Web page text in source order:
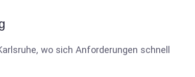
wo sich Anforderungen schnell